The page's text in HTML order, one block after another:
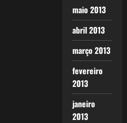
maio 2013
abril 2013
março 2013
fevereiro
2013
janeiro
2013